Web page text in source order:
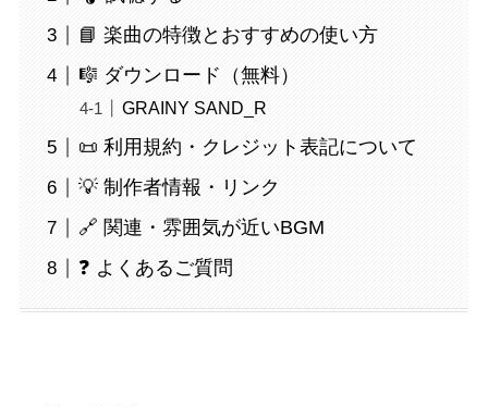
📘 楽曲の特徴とおすすめの使い方
🎼 ダウンロード（無料）
GRAINY SAND_R
📜 利用規約・クレジット表記について
💡 制作者情報・リンク
🔗 関連・雰囲気が近いBGM
❓ よくあるご質問